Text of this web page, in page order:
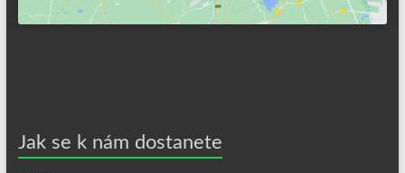
Jak se k nám dostanete